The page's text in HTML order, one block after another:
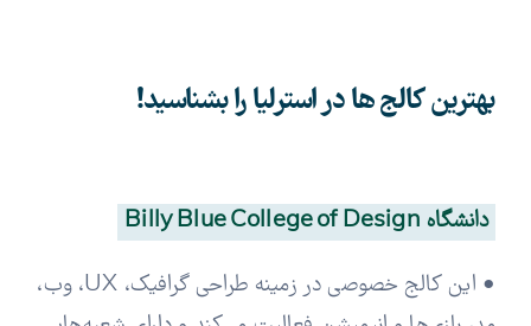
بهترین کالج ها در استرلیا را بشناسید!
دانشگاه Billy Blue College of Design
• این کالج خصوصی در زمینه طراحی گرافیک، UX، وب،